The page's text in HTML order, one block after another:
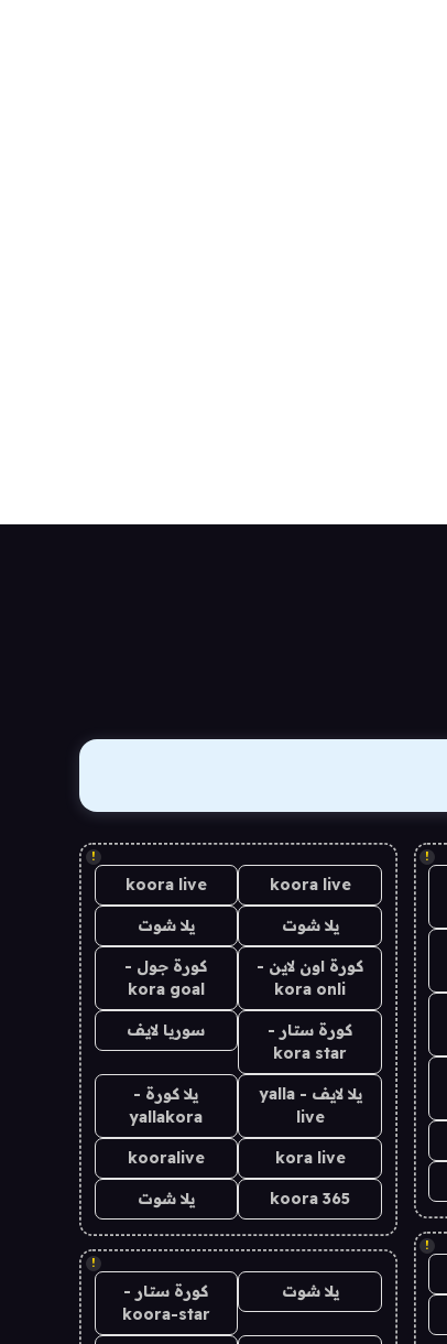
!
!
!
koora live
koora live
يلا شوت يلا شوت
كورة اون لاين -
kora onli
كورة جول -
kora goal
كورة ستار -
kora star
سوريا لايف
يلا لايف - yalla
live
يلا كورة -
yallakora
kora live
kooralive
koora 365 يلا شوت
!
يلا شوت
كورة ستار -
koora-star